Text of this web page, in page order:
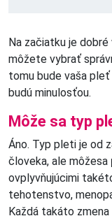
Na začiatku je
môžete vybrať
tomu bude vaša
budú minulosťou.
Môže sa typ
Áno. Typ pleti je od
človeka, ale môžesa
ovplyvňujúcimi
tehotenstvo,
Každá takáto